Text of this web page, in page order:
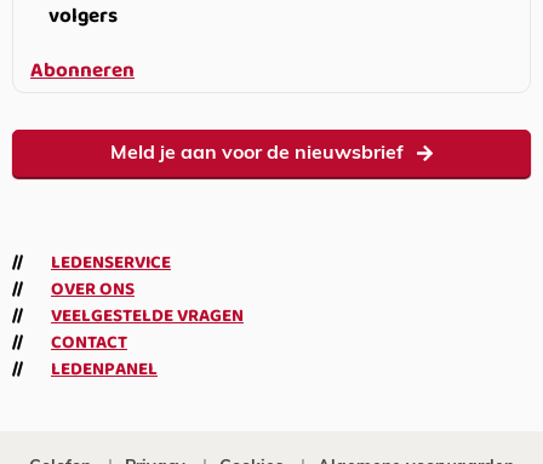
volgers
Abonneren
Meld je aan voor de nieuwsbrief
LEDENSERVICE
OVER ONS
VEELGESTELDE VRAGEN
CONTACT
LEDENPANEL